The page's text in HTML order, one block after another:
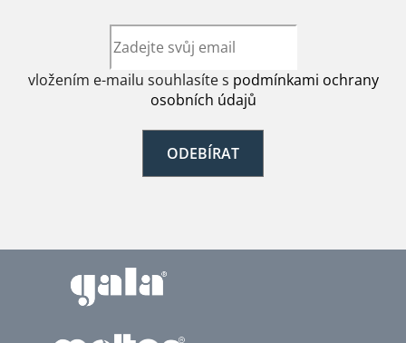
vložením e-mailu souhlasíte s podmínkami ochrany
osobních údajů
ODEBÍRAT